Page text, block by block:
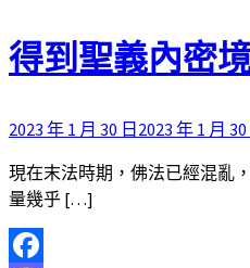
得到聖義內密
2023 年 1 月 30 日 2023 年 1 月 30
現在末法時期，佛法已經混亂
量幾乎 […]